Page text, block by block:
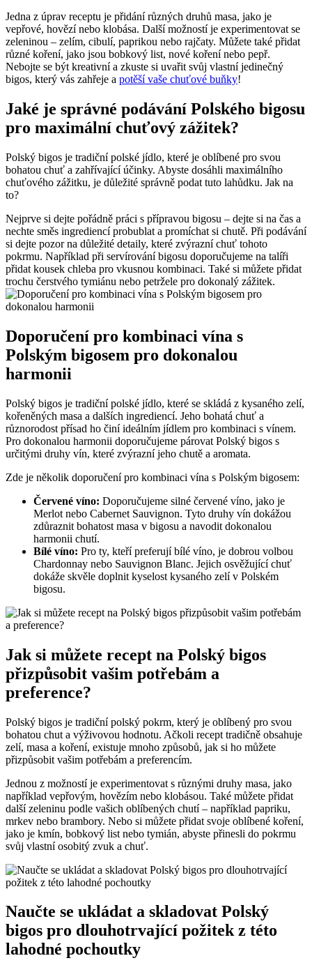
Jedna z úprav receptu je přidání různých druhů masa, jako je
vepřové, hovězí nebo klobása. Další možností je experimentovat se
zeleninou – zelím, cibulí, paprikou nebo rajčaty. Můžete také přidat
různé koření, jako jsou bobkový list, nové koření nebo pepř.
Nebojte se být kreativní a zkuste si uvařit svůj vlastní jedinečný
bigos, který vás zahřeje a potěší vaše chuťové buňky!
Jaké je správné podávání Polského bigosu
pro maximální chuťový zážitek?
Polský bigos je tradiční polské jídlo, které je oblíbené pro svou
bohatou chuť a zahřívající účinky. Abyste dosáhli maximálního
chuťového zážitku, je důležité správně podat tuto lahůdku. Jak na
to?
Nejprve si dejte pořádně práci s přípravou bigosu – dejte si na čas a
nechte směs ingrediencí probublat a promíchat si chutě. Při podávání
si dejte pozor na důležité detaily, které zvýrazní chuť tohoto
pokrmu. Například při servírování bigosu doporučujeme na talíři
přidat kousek chleba pro vkusnou kombinaci. Také si můžete přidat
trochu čerstvého tymiánu nebo petržele pro dokonalý zážitek.
Doporučení pro kombinaci vína s
Polským bigosem pro dokonalou
harmonii
Polský bigos je tradiční polské jídlo, které se skládá z kysaného zelí,
kořeněných masa a dalších ingrediencí. Jeho bohatá chuť a
různorodost přísad ho činí ideálním jídlem pro kombinaci s vínem.
Pro dokonalou harmonii doporučujeme párovat Polský bigos s
určitými druhy vín, které zvýrazní jeho chutě a aromata.
Zde je několik doporučení pro kombinaci vína s Polským bigosem:
Červené víno: Doporučujeme silné červené víno, jako je
Merlot nebo Cabernet Sauvignon. Tyto druhy vín dokážou
zdůraznit bohatost masa v bigosu a navodit dokonalou
harmonii chutí.
Bílé víno: Pro ty, kteří preferují bílé víno, je dobrou volbou
Chardonnay nebo Sauvignon Blanc. Jejich osvěžující chuť
dokáže skvěle doplnit kyselost kysaného zelí v Polském
bigosu.
Jak si můžete recept na Polský bigos
přizpůsobit vašim potřebám a
preference?
Polský bigos je tradiční polský pokrm, který je oblíbený pro svou
bohatou chut a výživovou hodnotu. Ačkoli recept tradičně obsahuje
zelí, masa a koření, existuje mnoho způsobů, jak si ho můžete
přizpůsobit vašim potřebám a preferencím.
Jednou z možností je experimentovat s různými druhy masa, jako
například vepřovým, hovězím nebo klobásou. Také můžete přidat
další zeleninu podle vašich oblíbených chutí – například papriku,
mrkev nebo brambory. Nebo si můžete přidat svoje oblíbené koření,
jako je kmín, bobkový list nebo tymián, abyste přinesli do pokrmu
svůj vlastní osobitý zvuk a chuť.
Naučte se ukládat a skladovat Polský
bigos pro dlouhotrvající požitek z této
lahodné pochoutky